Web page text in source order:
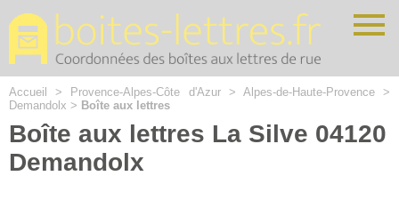
Accueil > Provence-Alpes-Côte d'Azur> Alpes-de-Haute-Provence>
Demandolx > Boîte aux lettres
Boîte aux lettres La Silve 04120
Demandolx